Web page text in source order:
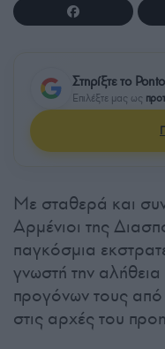
Στηρίξτε το
Επιλέξτε μας ως
Με σταθερά και
Αρμένιοι της
παγκόσμια
γνωστή την αλήθεια
προγόνων τους
στις αρχές του